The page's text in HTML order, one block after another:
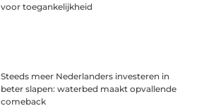
voor toegankelijkheid
Steeds meer Nederlanders investeren in
beter slapen: waterbed maakt opvallende
comeback